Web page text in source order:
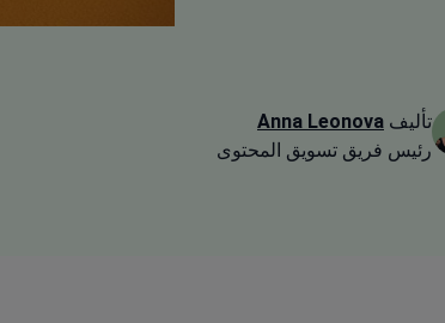
تأليف Anna Leonova
رئيس فريق تسويق المحتوى